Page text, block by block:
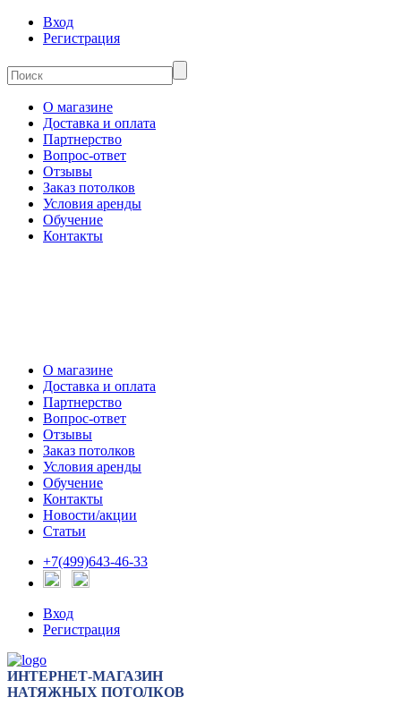
Вход
Регистрация
О магазине
Доставка и оплата
Партнерство
Вопрос-ответ
Отзывы
Заказ потолков
Условия аренды
Обучение
Контакты
О магазине
Доставка и оплата
Партнерство
Вопрос-ответ
Отзывы
Заказ потолков
Условия аренды
Обучение
Контакты
Новости/акции
Статьи
+7(499)643-46-33
Вход
Регистрация
ИНТЕРНЕТ-МАГАЗИН
НАТЯЖНЫХ ПОТОЛКОВ